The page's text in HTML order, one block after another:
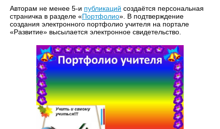
Авторам не менее 5-и публикаций создаётся персональная
страничка в разделе «Портфолио». В подтверждение
создания электронного портфолио учителя на портале
«Развитие» высылается электронное свидетельство.